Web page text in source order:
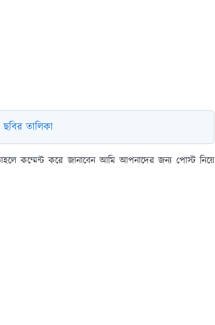
তালিকা
কম্মেন্ট করে জানাবেন আমি আপনাদের জন্য পোস্ট নিয়ে